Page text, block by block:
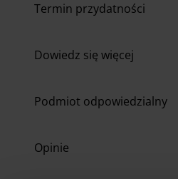
Termin przydatności
Dowiedz się więcej
Podmiot odpowiedzialny
Opinie